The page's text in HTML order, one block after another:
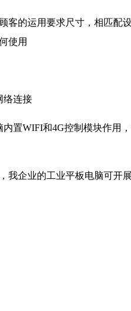
客的运用要求尺寸，相匹配
使用
络连接
置WIFI和4G控制模块作用
我企业的工业平板电脑可开